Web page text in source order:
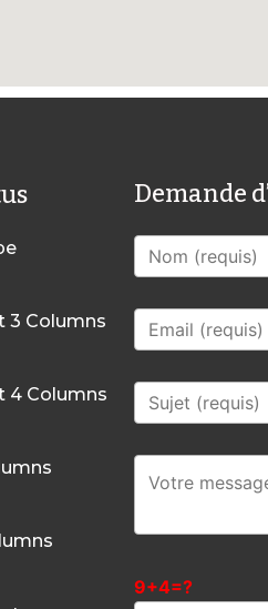
3 Columns
4 Columns
Demande
9+4=?